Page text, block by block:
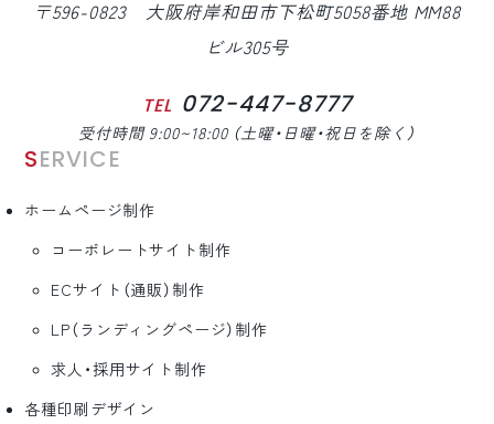
〒596-0823 大阪府岸和田市下松町5058番地 MM88
ビル305号
TEL 072-447-8777
受付時間 9:00~18:00 （土曜・日曜・祝日を除く）
SERVICE
ホームページ制作
コーポレートサイト制作
ECサイト（通販）制作
LP（ランディングページ）制作
求人・採用サイト制作
各種印刷デザイン